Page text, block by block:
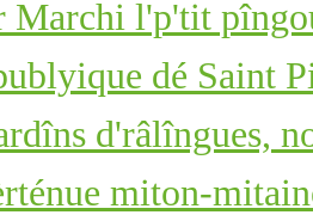
Marchi l'p'tit
dé Saint
d'râlîngues,
miton-